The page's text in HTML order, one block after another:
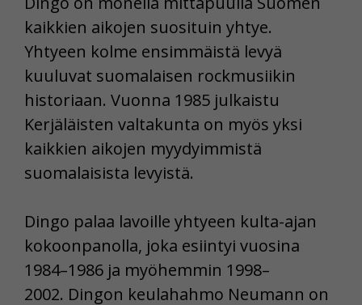
kaikkien aikojen suosituin yhtye.
Yhtyeen kolme ensimmäistä levyä
kuuluvat suomalaisen rockmusiikin
historiaan. Vuonna 1985 julkaistu
Kerjäläisten valtakunta on myös yksi
kaikkien aikojen myydyimmistä
suomalaisista levyistä.
Dingo palaa lavoille yhtyeen kulta-ajan
kokoonpanolla, joka esiintyi vuosina
1984–1986 ja myöhemmin 1998–
2002. Dingon keulahahmo Neumann on